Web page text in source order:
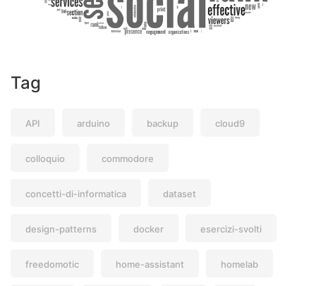
Tag
API arduino backup cloud9
colloquio commodore
concetti-di-informatica dataset
design-patterns docker esercizi-svolti
freedomotic home-assistant homelab